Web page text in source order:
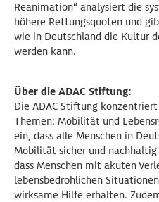
Reanimation“ analysiert die
höhere Rettungsquoten und
wie in Deutschland die Kultur
werden kann.
Über die ADAC Stiftung:
Die ADAC Stiftung
Themen: Mobilität und
ein, dass alle Menschen in
Mobilität sicher und
dass Menschen mit akuten
lebensbedrohlichen
wirksame Hilfe erhalten.